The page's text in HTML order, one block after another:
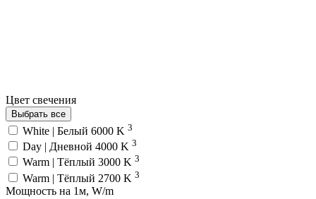
Цвет свечения
Выбрать все
White | Белый 6000 K 3
Day | Дневной 4000 K 3
Warm | Тёплый 3000 K 3
Warm | Тёплый 2700 K 3
Мощность на 1м, W/m